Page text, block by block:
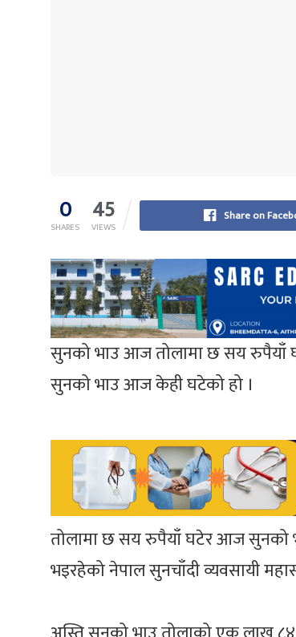
0
SHARES 45
VIEWS
Share on
सुनको भाउ आज तोलामा छ सय रुपैयाँ
सुनको भाउ आज केही घटेको हो ।
तोलामा छ सय रुपैयाँ घटेर आज सुनको
भइरहेको नेपाल सुनचाँदी व्यवसायी